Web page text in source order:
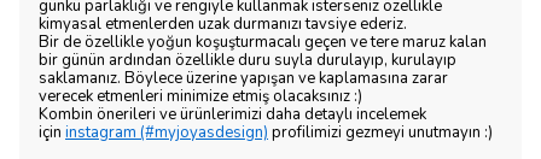
günkü parlaklığı ve rengiyle kullanmak isterseniz özellikle
kimyasal etmenlerden uzak durmanızı tavsiye ederiz.
Bir de özellikle yoğun koşuşturmacalı geçen ve tere maruz kalan
bir günün ardından özellikle duru suyla durulayıp, kurulayıp
saklamanız. Böylece üzerine yapışan ve kaplamasına zarar
verecek etmenleri minimize etmiş olacaksınız :)
Kombin önerileri ve ürünlerimizi daha detaylı incelemek
için instagram (#myjoyasdesign) profilimizi gezmeyi unutmayın :)